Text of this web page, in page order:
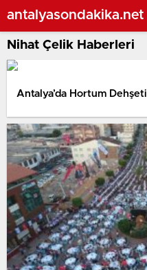
antalyasondakika.net
Nihat Çelik Haberleri
Antalya’da Hortum Dehşeti